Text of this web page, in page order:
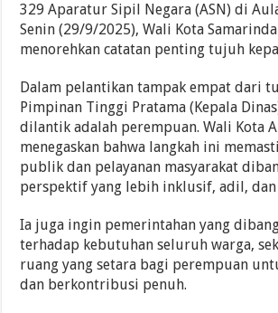
329 Aparatur Sipil Negara (ASN) di
Senin (29/9/2025), Wali Kota
menorehkan catatan penting tujuh
Dalam pelantikan tampak empat dari
Pimpinan Tinggi Pratama (Kepala
dilantik adalah perempuan. Wali Kota
menegaskan bahwa langkah ini
publik dan pelayanan masyarakat
perspektif yang lebih inklusif, adil,
Ia juga ingin pemerintahan yang
terhadap kebutuhan seluruh warga,
ruang yang setara bagi perempuan
dan berkontribusi penuh.